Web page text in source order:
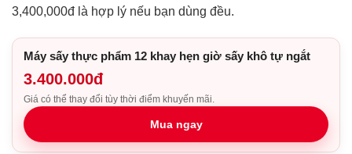
3,400,000đ là hợp lý nếu bạn dùng đều.
Máy sấy thực phẩm 12 khay hẹn giờ sấy khô tự ngắt
3.400.000đ
Giá có thể thay đổi tùy thời điểm khuyến mãi.
Mua ngay